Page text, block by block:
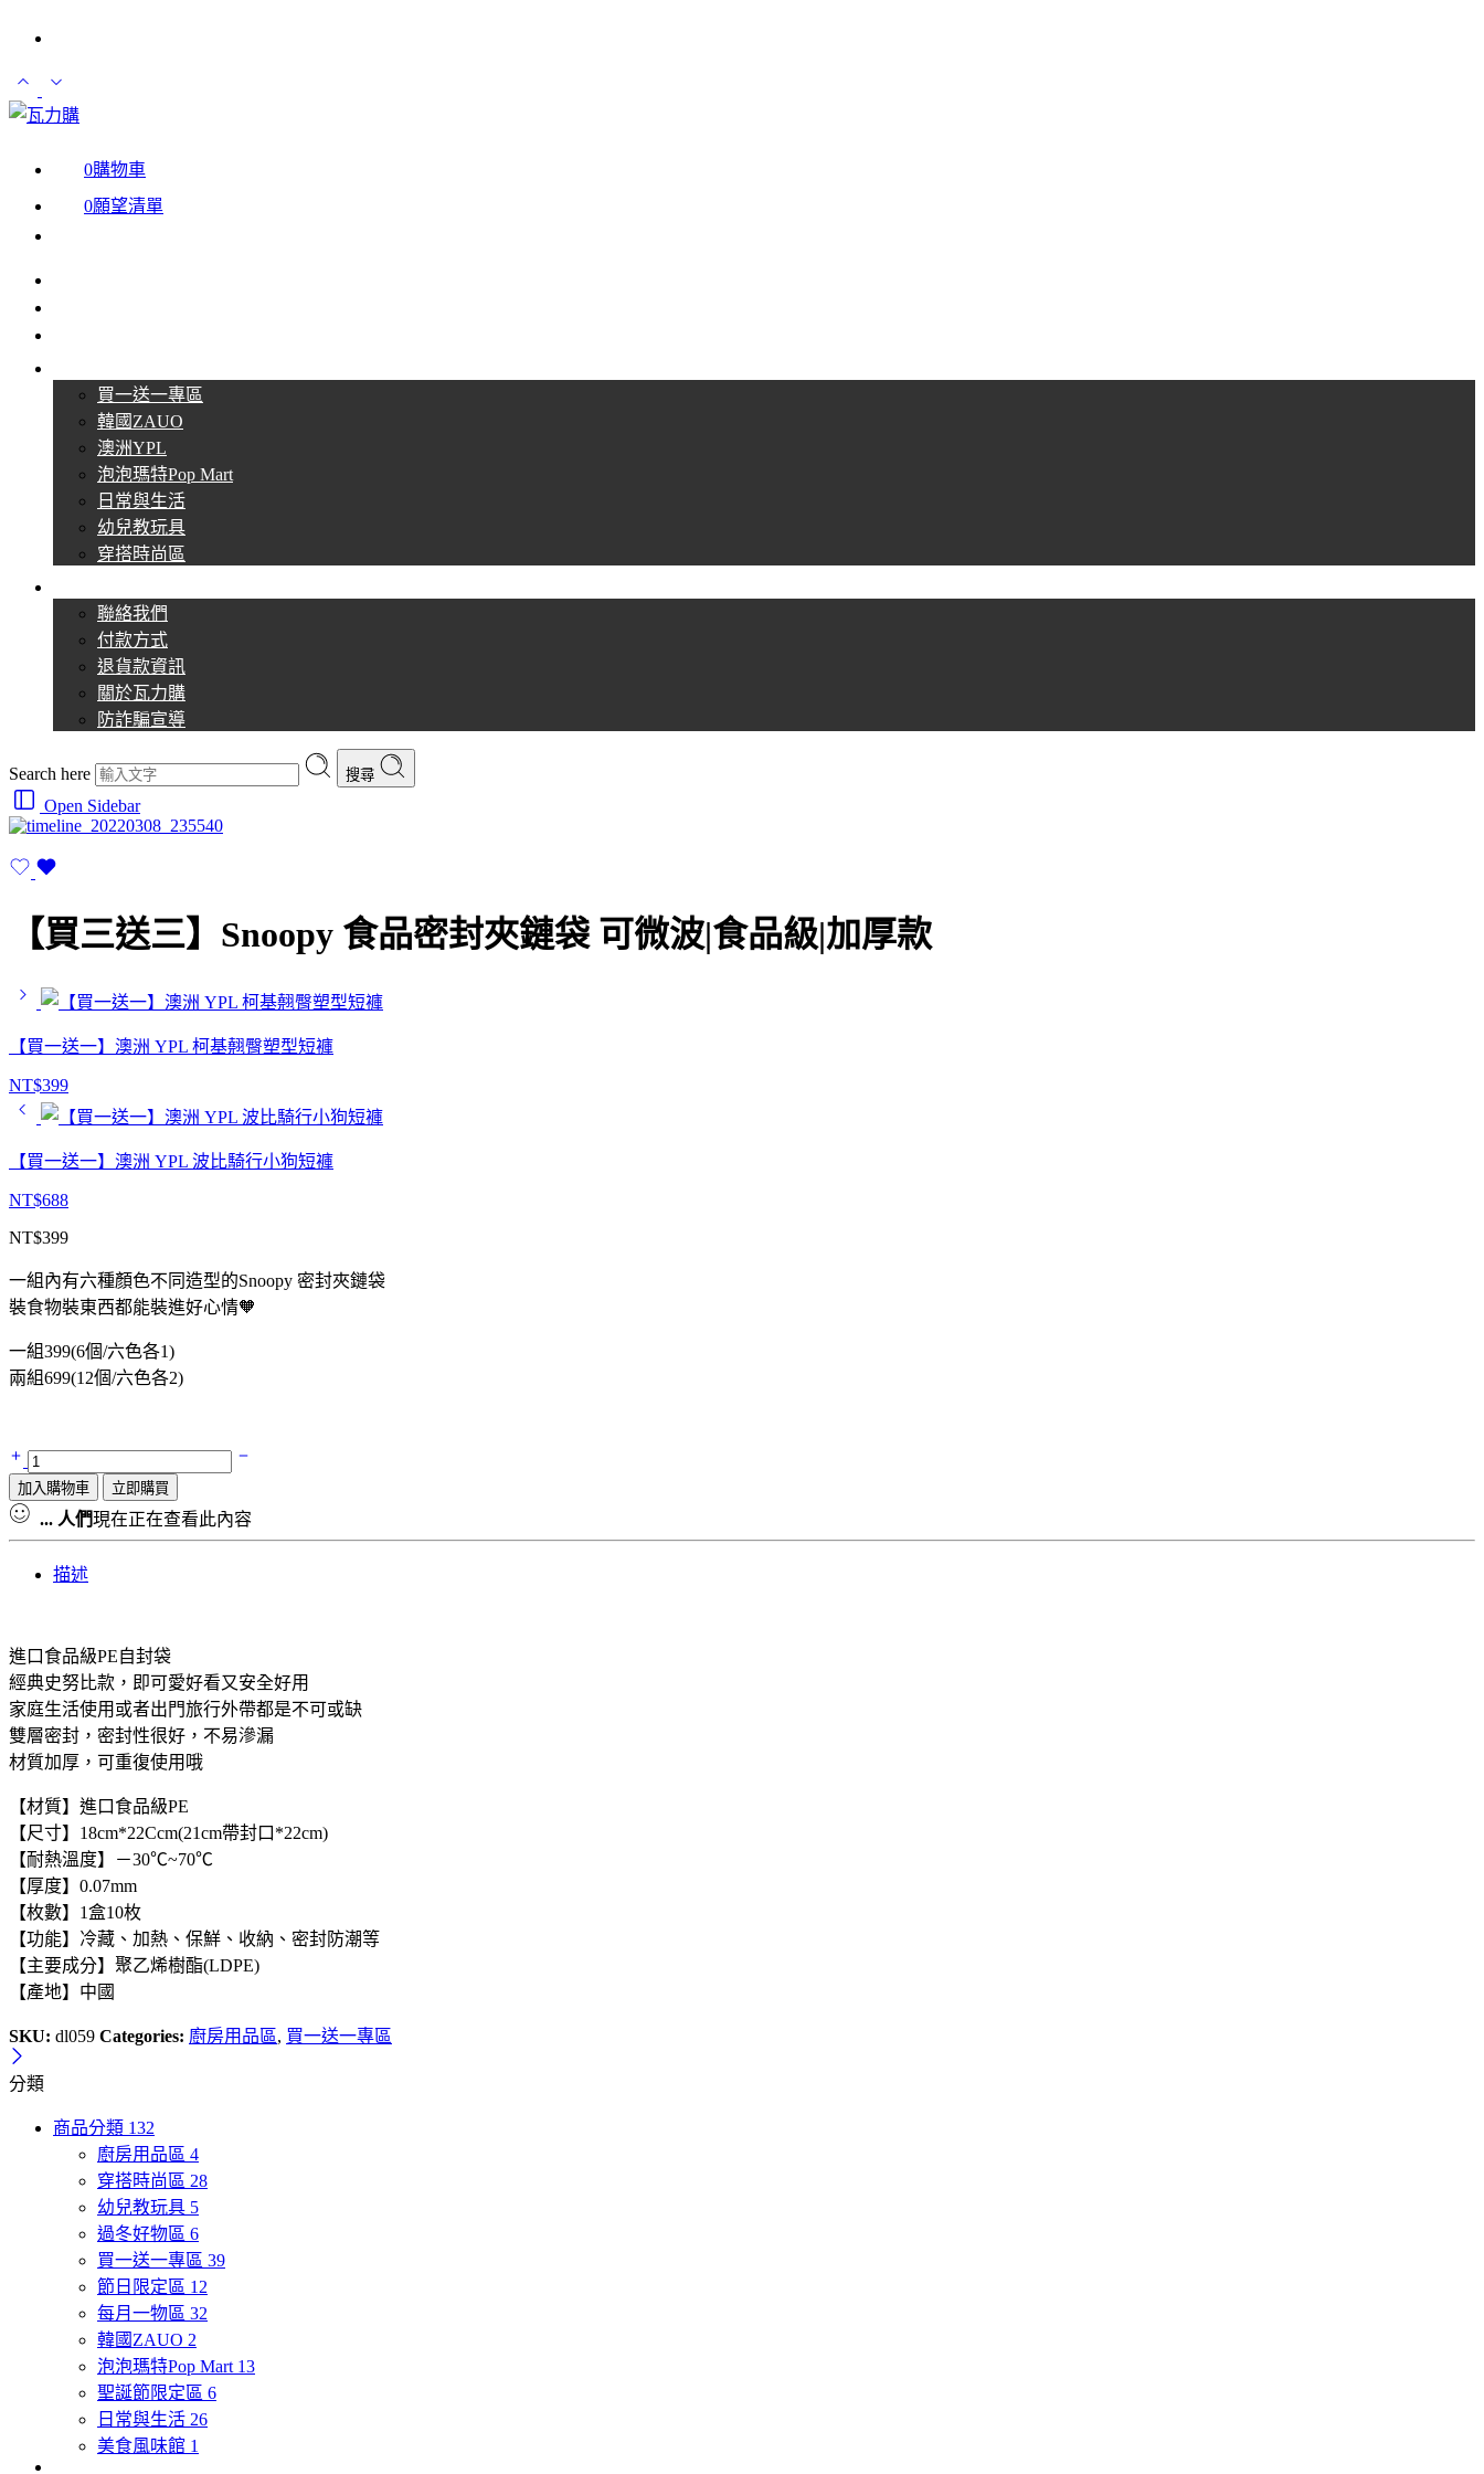
0購物車
0願望清單
買一送一專區
韓國ZAUO
澳洲YPL
泡泡瑪特Pop Mart
日常與生活
幼兒教玩具
穿搭時尚區
聯絡我們
付款方式
退貨款資訊
關於瓦力購
防詐騙宣導
Search here 搜尋
Open Sidebar
【買三送三】Snoopy 食品密封夾鏈袋 可微波|食品級|加厚款
【買一送一】澳洲 YPL 柯基翹臀塑型短褲
NT$399
【買一送一】澳洲 YPL 波比騎行小狗短褲
NT$688
NT$399
一組內有六種顏色不同造型的Snoopy 密封夾鏈袋
裝食物裝東西都能裝進好心情🧡
一組399(6個/六色各1)
兩組699(12個/六色各2)
【買
三
送
三】
封
夾
鏈
袋
可
微
波|
食
品
級|
加
厚
款
quantity
加入購物車 立即購買
... 人們現在正在查看此內容
描述
進口食品級PE自封袋
經典史努比款，即可愛好看又安全好用
家庭生活使用或者出門旅行外帶都是不可或缺
雙層密封，密封性很好，不易滲漏
材質加厚，可重復使用哦
【材質】進口食品級PE
【尺寸】18cm*22Ccm(21cm帶封口*22cm)
【耐熱溫度】－30℃~70℃
【厚度】0.07mm
【枚數】1盒10枚
【功能】冷藏、加熱、保鮮、收納、密封防潮等
【主要成分】聚乙烯樹酯(LDPE)
【產地】中國
SKU: dl059 Categories: 廚房用品區, 買一送一專區
分類
商品分類 132
廚房用品區 4
穿搭時尚區 28
幼兒教玩具 5
過冬好物區 6
買一送一專區 39
節日限定區 12
每月一物區 32
韓國ZAUO 2
泡泡瑪特Pop Mart 13
聖誕節限定區 6
日常與生活 26
美食風味館 1